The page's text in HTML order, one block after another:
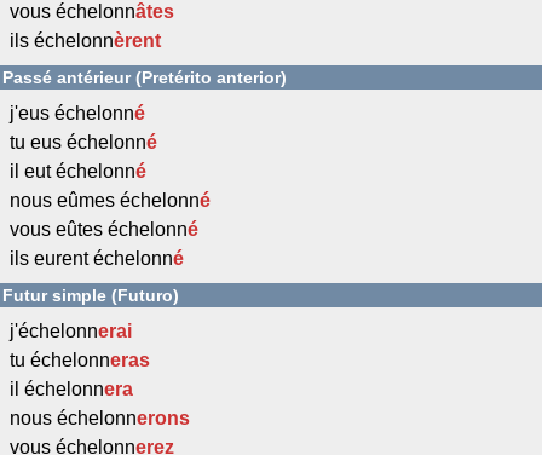
vous échelonnâtes
ils échelonnèrent
Passé antérieur (Pretérito anterior)
j'eus échelonné
tu eus échelonné
il eut échelonné
nous eûmes échelonné
vous eûtes échelonné
ils eurent échelonné
Futur simple (Futuro)
j'échelonnerai
tu échelonneras
il échelonnera
nous échelonnerons
vous échelonnerez